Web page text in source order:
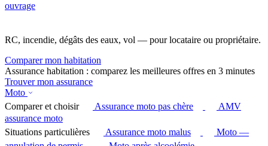
ouvrage
RC, incendie, dégâts des eaux, vol — pour locataire ou propriétaire.
Comparer mon habitation
Assurance habitation : comparez les meilleures offres en 3 minutes
Trouver mon assurance
Moto
Comparer et choisir
Assurance moto pas chère
AMV
assurance moto
Situations particulières
Assurance moto malus
Moto —